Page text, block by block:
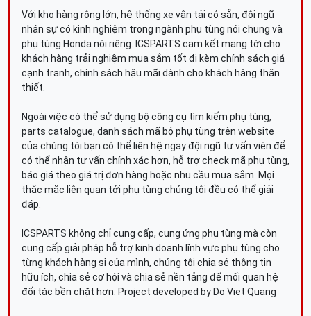
Với kho hàng rộng lớn, hệ thống xe vận tải có sẵn, đội ngũ
nhân sự có kinh nghiệm trong ngành phụ tùng nói chung và
phụ tùng Honda nói riêng. ICSPARTS cam kết mang tới cho
khách hàng trải nghiệm mua sắm tốt đi kèm chính sách giá
cạnh tranh, chính sách hậu mãi dành cho khách hàng thân
thiết.
Ngoài việc có thể sử dụng bộ công cụ tìm kiếm phụ tùng,
parts catalogue, danh sách mã bộ phụ tùng trên website
của chúng tôi bạn có thể liên hệ ngay đội ngũ tư vấn viên để
có thể nhận tư vấn chính xác hơn, hỗ trợ check mã phụ tùng,
báo giá theo giá trị đơn hàng hoặc nhu cầu mua sắm. Mọi
thắc mắc liên quan tới phụ tùng chúng tôi đều có thể giải
đáp.
ICSPARTS không chỉ cung cấp, cung ứng phụ tùng mà còn
cung cấp giải pháp hỗ trợ kinh doanh lĩnh vực phụ tùng cho
từng khách hàng sỉ của mình, chúng tôi chia sẻ thông tin
hữu ích, chia sẻ cơ hội và chia sẻ nền tảng để mối quan hệ
đối tác bền chặt hơn. Project developed by Do Viet Quang